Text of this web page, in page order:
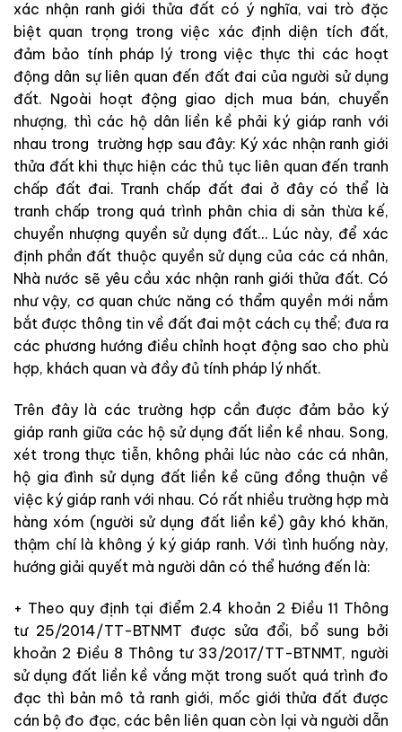
xác nhận ranh giới thửa đất có ý nghĩa, vai trò đặc
biệt quan trọng trong việc xác định diện tích đất,
đảm bảo tính pháp lý trong việc thực thi các hoạt
động dân sự liên quan đến đất đai của người sử dụng
đất. Ngoài hoạt động giao dịch mua bán, chuyển
nhượng, thì các hộ dân liền kề phải ký giáp ranh với
nhau trong trường hợp sau đây: Ký xác nhận ranh giới
thửa đất khi thực hiện các thủ tục liên quan đến tranh
chấp đất đai. Tranh chấp đất đai ở đây có thể là
tranh chấp trong quá trình phân chia di sản thừa kế,
chuyển nhượng quyền sử dụng đất… Lúc này, để xác
định phần đất thuộc quyền sử dụng của các cá nhân,
Nhà nước sẽ yêu cầu xác nhận ranh giới thửa đất. Có
như vậy, cơ quan chức năng có thẩm quyền mới nắm
bắt được thông tin về đất đai một cách cụ thể; đưa ra
các phương hướng điều chỉnh hoạt động sao cho phù
hợp, khách quan và đầy đủ tính pháp lý nhất.
Trên đây là các trường hợp cần được đảm bảo ký
giáp ranh giữa các hộ sử dụng đất liền kề nhau. Song,
xét trong thực tiễn, không phải lúc nào các cá nhân,
hộ gia đình sử dụng đất liền kề cũng đồng thuận về
việc ký giáp ranh với nhau. Có rất nhiều trường hợp mà
hàng xóm (người sử dụng đất liền kề) gây khó khăn,
thậm chí là không ý ký giáp ranh. Với tình huống này,
hướng giải quyết mà người dân có thể hướng đến là:
+ Theo quy định tại điểm 2.4 khoản 2 Điều 11 Thông
tư 25/2014/TT-BTNMT được sửa đổi, bổ sung bởi
khoản 2 Điều 8 Thông tư 33/2017/TT-BTNMT, người
sử dụng đất liền kề vắng mặt trong suốt quá trình đo
đạc thì bản mô tả ranh giới, mốc giới thửa đất được
cán bộ đo đạc, các bên liên quan còn lại và người dẫn